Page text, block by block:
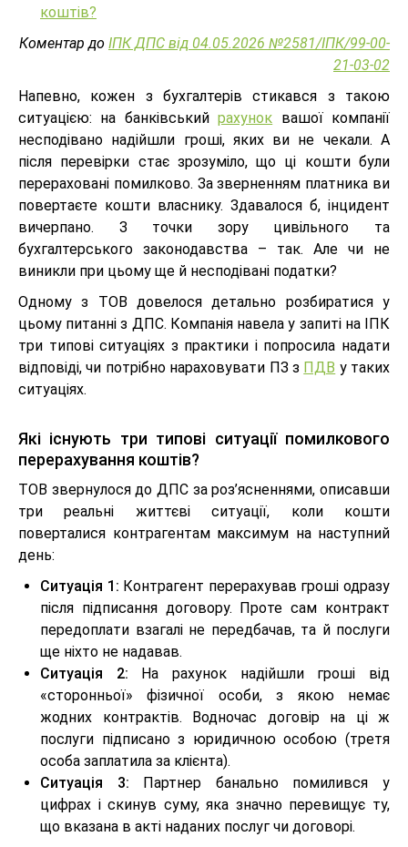
коштів?
Коментар до ІПК ДПС від 04.05.2026 №2581/ІПК/99-00-
21-03-02
Напевно, кожен з бухгалтерів стикався з такою
ситуацією: на банківськийрахунок вашої компанії
несподівано надійшли гроші, яких ви не чекали. А
після перевірки стає зрозуміло, що ці кошти були
перераховані помилково. За зверненням платника ви
повертаєте кошти власнику. Здавалося б, інцидент
вичерпано. З точки зору цивільного та
бухгалтерського законодавства – так. Але чи не
виникли при цьому ще й несподівані податки?
Одному з ТОВ довелося детально розбиратися у
цьому питанні з ДПС. Компанія навела у запиті на ІПК
три типові ситуаціях з практики і попросила надати
відповіді, чи потрібно нараховувати ПЗ з ПДВ у таких
ситуаціях.
Які існують три типові ситуації помилкового
перерахування коштів?
ТОВ звернулося до ДПС за роз’ясненнями, описавши
три реальні життєві ситуації, коли кошти
поверталися контрагентам максимум на наступний
день:
Ситуація 1: Контрагент перерахував гроші одразу
після підписання договору. Проте сам контракт
передоплати взагалі не передбачав, та й послуги
ще ніхто не надавав.
Ситуація 2: На рахунок надійшли гроші від
«сторонньої» фізичної особи, з якою немає
жодних контрактів. Водночас договір на ці ж
послуги підписано з юридичною особою (третя
особа заплатила за клієнта).
Ситуація 3: Партнер банально помилився у
цифрах і скинув суму, яка значно перевищує ту,
що вказана в акті наданих послуг чи договорі.